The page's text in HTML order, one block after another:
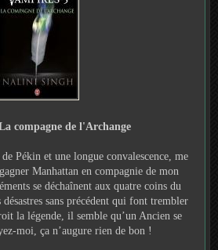
compagne de l'Archange
Pékin et une longue convalescence, me
Manhattan en compagnie de mon
se déchaînent aux quatre coins du
sans précédent qui font trembler
la légende, il semble qu’un Ancien se
moi, ça n’augure rien de bon !